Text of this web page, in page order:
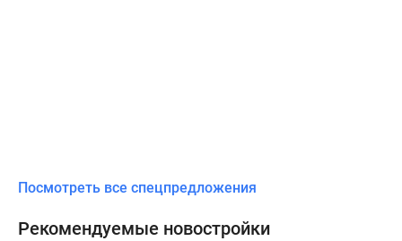
Посмотреть все спецпредложения
Рекомендуемые новостройки